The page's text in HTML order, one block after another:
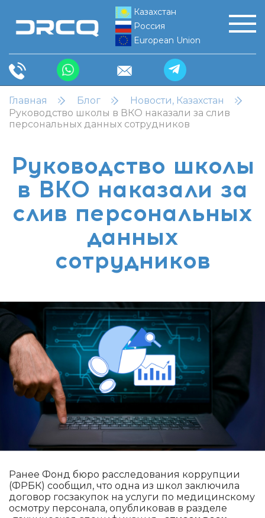
Казахстан
Россия
European Union
Главная Блог
Новости, Казахстан
Руководство школы в ВКО наказали за слив
персональных данных сотрудников
Руководство школы
в ВКО наказали за
слив персональных
данных
сотрудников
Ранее Фонд бюро расследования коррупции
(ФРБК) сообщил, что одна из школ заключила
договор госзакупок на услуги по медицинскому
осмотру персонала, опубликовав в разделе